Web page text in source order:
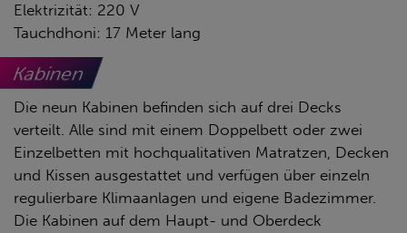
Elektrizität: 220 V
Tauchdhoni: 17 Meter lang
Kabinen
Die neun Kabinen befinden sich auf drei Decks
verteilt. Alle sind mit einem Doppelbett oder zwei
Einzelbetten mit hochqualitativen Matratzen, Decken
und Kissen ausgestattet und verfügen über einzeln
regulierbare Klimaanlagen und eigene Badezimmer.
Die Kabinen auf dem Haupt- und Oberdeck